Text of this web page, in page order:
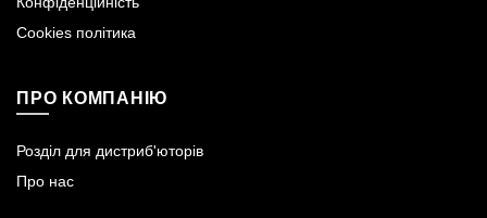
Cookies політика
ПРО КОМПАНІЮ
Розділ для дистриб'юторів
Про нас